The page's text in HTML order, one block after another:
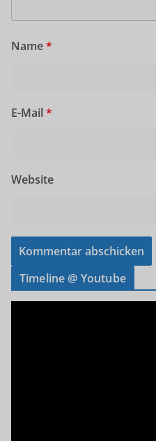
Name*
E-Mail *
Website
Timeline @ Youtube